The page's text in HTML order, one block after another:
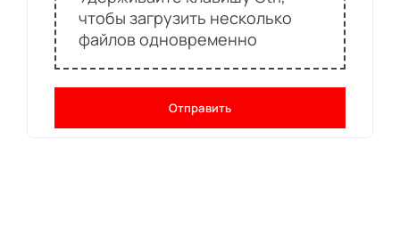
чтобы загрузить несколько
файлов одновременно
Отправить